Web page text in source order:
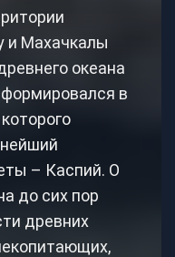
и Махачкалы
океана
в
– Каспий. О
до сих пор
древних